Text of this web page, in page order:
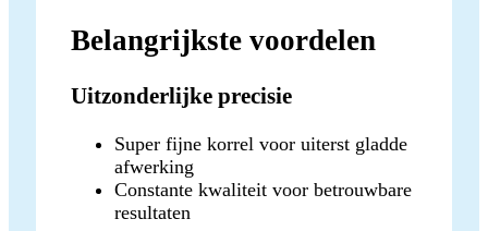
Belangrijkste voordelen
Uitzonderlijke precisie
Super fijne korrel voor uiterst gladde
afwerking
Constante kwaliteit voor betrouwbare
resultaten